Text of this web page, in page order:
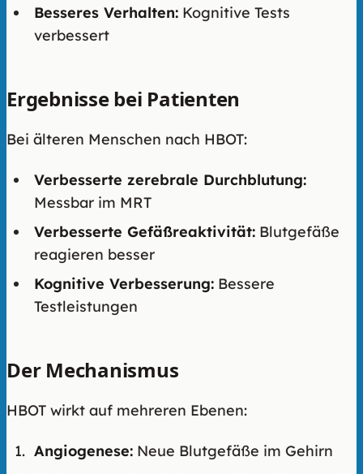
Besseres Verhalten: Kognitive Tests
verbessert
Ergebnisse bei Patienten
Bei älteren Menschen nach HBOT:
Verbesserte zerebrale Durchblutung:
Messbar im MRT
Verbesserte Gefäßreaktivität: Blutgefäße
reagieren besser
Kognitive Verbesserung: Bessere
Testleistungen
Der Mechanismus
HBOT wirkt auf mehreren Ebenen:
Angiogenese: Neue Blutgefäße im Gehirn